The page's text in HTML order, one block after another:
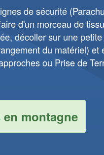
de sécurité
d'un morceau de
décoller sur une
du matériel) et
ou Prise de
montagne